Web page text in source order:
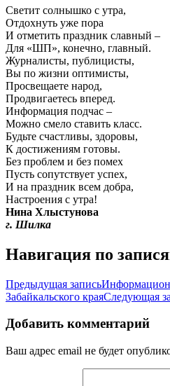
Светит солнышко с утра,
Отдохнуть уже пора
И отметить праздник славный –
Для «ШП», конечно, главный.
Журналисты, публицисты,
Вы по жизни оптимисты,
Просвещаете народ,
Продвигаетесь вперед.
Информация подчас –
Можно смело ставить класс.
Будьте счастливы, здоровы,
К достижениям готовы.
Без проблем и без помех
Пусть сопутствует успех,
И на праздник всем добра,
Настроения с утра!
Нина Хлыстунова
г. Шилка
Навигация по
Предыдущая запись
Забайкальского краяСледующая
Добавить комментарий
Ваш адрес email не будет